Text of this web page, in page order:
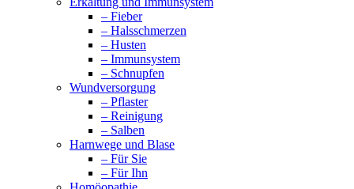
– Fieber
– Halsschmerzen
– Husten
– Immunsystem
– Schnupfen
Wundversorgung
– Pflaster
– Reinigung
– Salben
Harnwege und Blase
– Für Sie
– Für Ihn